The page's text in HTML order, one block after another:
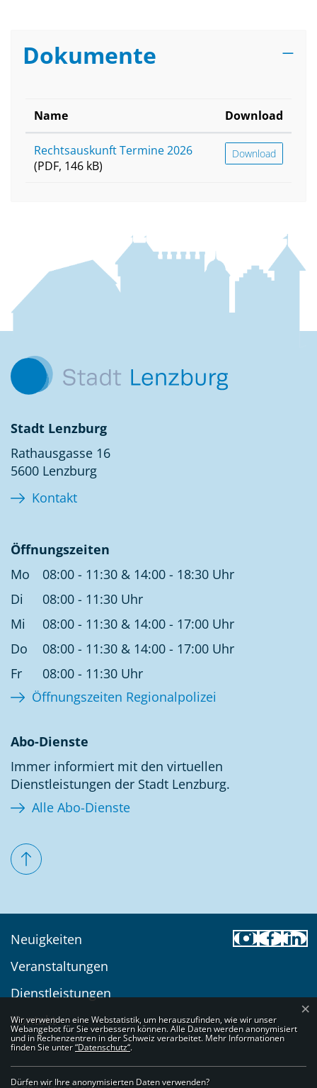
Dokumente
Name Download
Rechtsauskunft Termine 2026
(PDF, 146 kB)
Download
Stadt Lenzburg
Rathausgasse 16
5600 Lenzburg
Kontakt
Öffnungszeiten
Mo
08:00 - 11:30 & 14:00 - 18:30 Uhr
Di
08:00 - 11:30 Uhr
Mi
08:00 - 11:30 & 14:00 - 17:00 Uhr
Do
08:00 - 11:30 & 14:00 - 17:00 Uhr
Fr
08:00 - 11:30 Uhr
Öffnungszeiten Regionalpolizei
Abo-Dienste
Immer informiert mit den virtuellen
Dienstleistungen der Stadt Lenzburg.
Alle Abo-Dienste
Neuigkeiten
Veranstaltungen
Dienstleistungen
Kontakt
Toolbar
Webstatistik
Wir verwenden eine Webstatistik, um herauszufinden, wie wir unser
Webangebot für Sie verbessern können. Alle Daten werden anonymisiert
und in Rechenzentren in der Schweiz verarbeitet. Mehr Informationen
finden Sie unter“Datenschutz“.
Dürfen wir Ihre anonymisierten Daten verwenden?
×